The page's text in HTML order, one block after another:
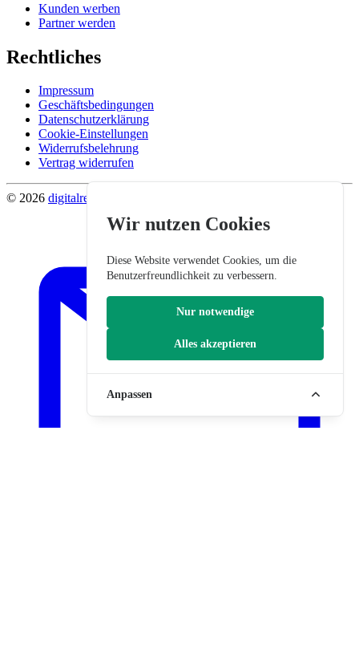
Kunden werben
Partner werden
Rechtliches
Impressum
Geschäftsbedingungen
Datenschutzerklärung
Cookie-Einstellungen
Widerrufsbelehrung
Vertrag widerrufen
© 2026 digitalrevier
Wir nutzen Cookies
Diese Website verwendet Cookies, um die
Benutzerfreundlichkeit zu verbessern.
Nur notwendige
Alles akzeptieren
Anpassen